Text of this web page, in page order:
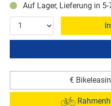
Auf Lager, Lieferung in 5-
€